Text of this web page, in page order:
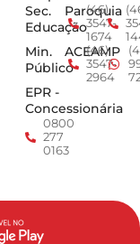
Sec.
Educação
Paroquia
(46)
3547-
1674
Min.
Público
ACEAMP
(46)
3547-
2964
EPR -
Concessionária
0800
277
0163